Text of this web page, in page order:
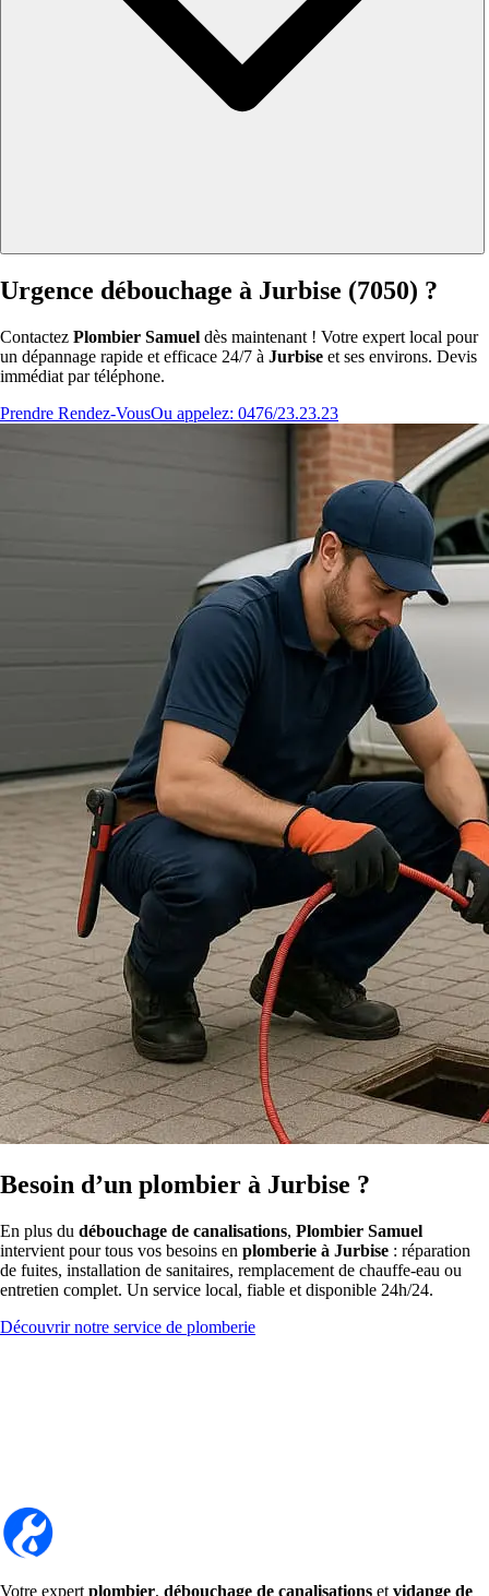
Urgence débouchage à Jurbise (7050) ?
Contactez Plombier Samuel dès maintenant ! Votre expert local pour
un dépannage rapide et efficace 24/7 à Jurbise et ses environs. Devis
immédiat par téléphone.
Prendre Rendez-VousOu appelez: 0476/23.23.23
Besoin d’un plombier à Jurbise ?
En plus du débouchage de canalisations, Plombier Samuel
intervient pour tous vos besoins en plomberie à Jurbise : réparation
de fuites, installation de sanitaires, remplacement de chauffe-eau ou
entretien complet. Un service local, fiable et disponible 24h/24.
Découvrir notre service de plomberie
Votre expert plombier, débouchage de canalisations et vidange de